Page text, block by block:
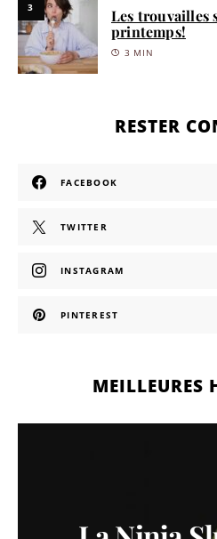
3
Les trouvailles
printemps!
3 MIN
RESTER
FACEBOOK
TWITTER
INSTAGRAM
PINTEREST
MEILLEURES